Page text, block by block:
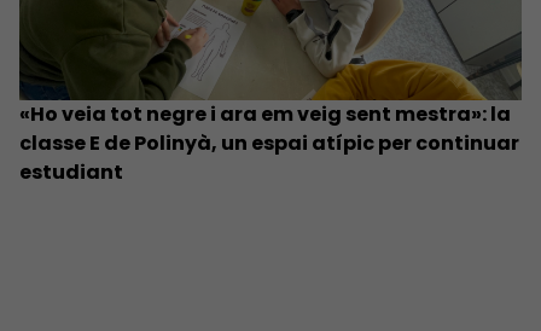
«Ho veia tot negre i ara em veig sent mestra»: la
classe E de Polinyà, un espai atípic per continuar
estudiant